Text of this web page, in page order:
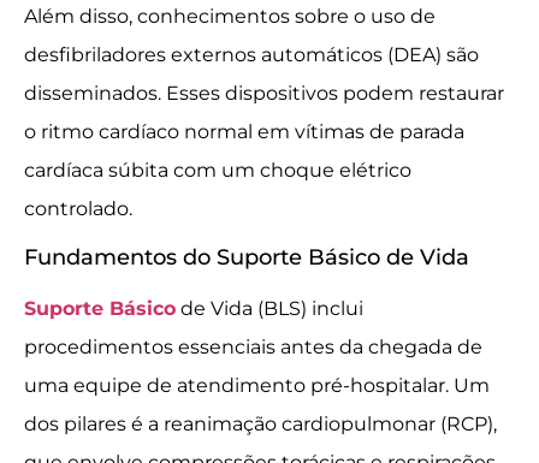
Além disso, conhecimentos sobre o uso de
desfibriladores externos automáticos (DEA) são
disseminados. Esses dispositivos podem restaurar
o ritmo cardíaco normal em vítimas de parada
cardíaca súbita com um choque elétrico
controlado.
Fundamentos do Suporte Básico de Vida
Suporte Básico de Vida (BLS) inclui
procedimentos essenciais antes da chegada de
uma equipe de atendimento pré-hospitalar. Um
dos pilares é a reanimação cardiopulmonar (RCP),